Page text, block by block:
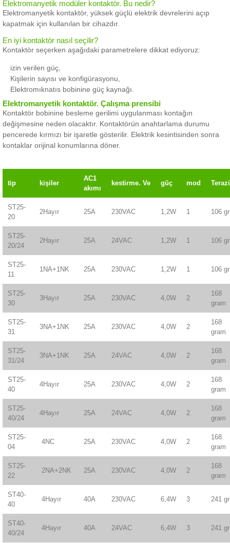
Elektromanyetik modüler kontaktör. Bu nedir?
Elektromanyetik kontaktör, yüksek güçlü elektrik devrelerini açıp
kapatmak için kullanılan bir cihazdır.
En iyi kontaktör nasıl seçilir?
Kontaktör seçerken aşağıdaki parametrelere dikkat ediyoruz:
izin verilen güç,
Kişilerin sayısı ve konfigürasyonu,
Elektromıknatıs bobinine güç kaynağı.
Elektromanyetik kontaktör. Çalışma prensibi
Kontaktör bobinine besleme gerilimi uygulanması kontağın
değişmesine neden olacaktır. Kontaktörün anahtarlama durumu
pencerede kırmızı bir işaretle gösterilir. Elektrik kesintisinden sonra
kontaklar orijinal konumlarına döner.
tip kişiler
AC1
akımı
kestirme. Ve güç mod Terazi
ST25-
20
2Hayır 25A 230VAC 1,2W 1 106 gr
ST25-
20/24
2Hayır 25A 24VAC 1,2W 1 106 gr
ST25-
11
1NA+1NK 25A 230VAC 1,2W 1 106 gr
ST25-
30
3Hayır 25A 230VAC 4,0W 2
168
gram
ST25-
31
3NA+1NK 25A 230VAC 4,0W 2
168
gram
ST25-
31/24
3NA+1NK 25A 24VAC 4,0W 2
168
gram
ST25-
40
4Hayır 25A 230VAC 4,0W 2
168
gram
ST25-
40/24
4Hayır 25A 24VAC 4,0W 2
168
gram
ST25-
04
4NC 25A 230VAC 4,0W 2
168
gram
ST25-
22
2NA+2NK 25A 230VAC 4,0W 2
168
gram
ST40-
40
4Hayır 40A 230VAC 6,4W 3 241 gr
ST40-
40/24
4Hayır 40A 24VAC 6,4W 3 241 gr